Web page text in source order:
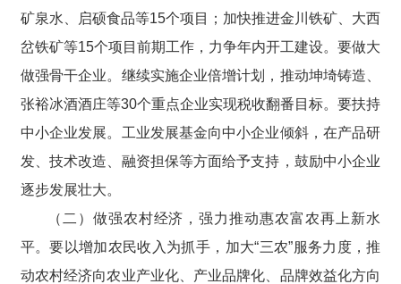
矿泉水、启硕食品等15个项目；加快推进金川铁矿、大西
岔铁矿等15个项目前期工作，力争年内开工建设。要做大
做强骨干企业。继续实施企业倍增计划，推动坤埼铸造、
张裕冰酒酒庄等30个重点企业实现税收翻番目标。要扶持
中小企业发展。工业发展基金向中小企业倾斜，在产品研
发、技术改造、融资担保等方面给予支持，鼓励中小企业
逐步发展壮大。
（二）做强农村经济，强力推动惠农富农再上新水
平。要以增加农民收入为抓手，加大“三农”服务力度，推
动农村经济向农业产业化、产业品牌化、品牌效益化方向